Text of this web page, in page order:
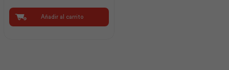
35x35
cm
|
Añadir al carrito